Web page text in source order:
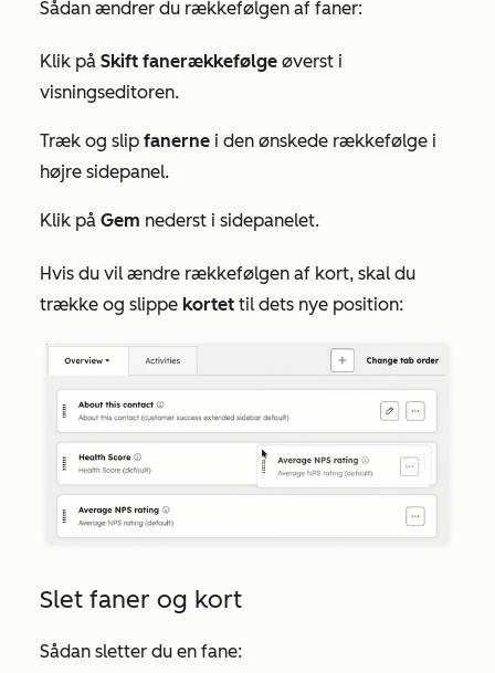
Sådan ændrer du rækkefølgen af faner:
Klik på Skift fanerækkefølge øverst i
visningseditoren.
Træk og slip fanerne i den ønskede rækkefølge i
højre sidepanel.
Klik på Gem nederst i sidepanelet.
Hvis du vil ændre rækkefølgen af kort, skal du
trække og slippe kortet til dets nye position:
Slet faner og kort
Sådan sletter du en fane: